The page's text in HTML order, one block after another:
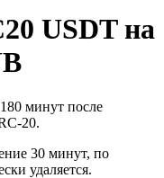
USDT на
минут после
20.
30 минут, по
удаляется.